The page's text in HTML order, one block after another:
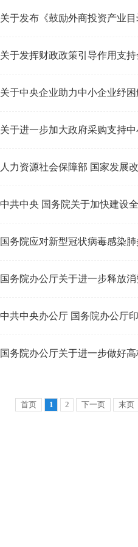
关于发布《鼓励外商投资产业
关于发挥财政政策引导作用支
关于中央企业助力中小企业纾
关于进一步加大政府采购支持
人力资源社会保障部 国家发展
中共中央 国务院关于加快建设
国务院应对新型冠状病毒感染
国务院办公厅关于进一步释放
中共中央办公厅 国务院办公厅
国务院办公厅关于进一步做好
首页 1 2 下一页 末页